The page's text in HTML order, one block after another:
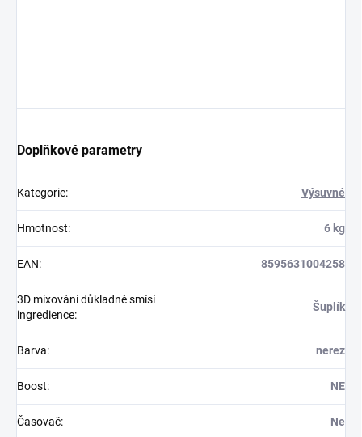
Doplňkové parametry
Kategorie: Výsuvné
Hmotnost: 6 kg
EAN: 8595631004258
3D mixování důkladně smísí
ingredience:
Šuplík
Barva: nerez
Boost: NE
Časovač: Ne